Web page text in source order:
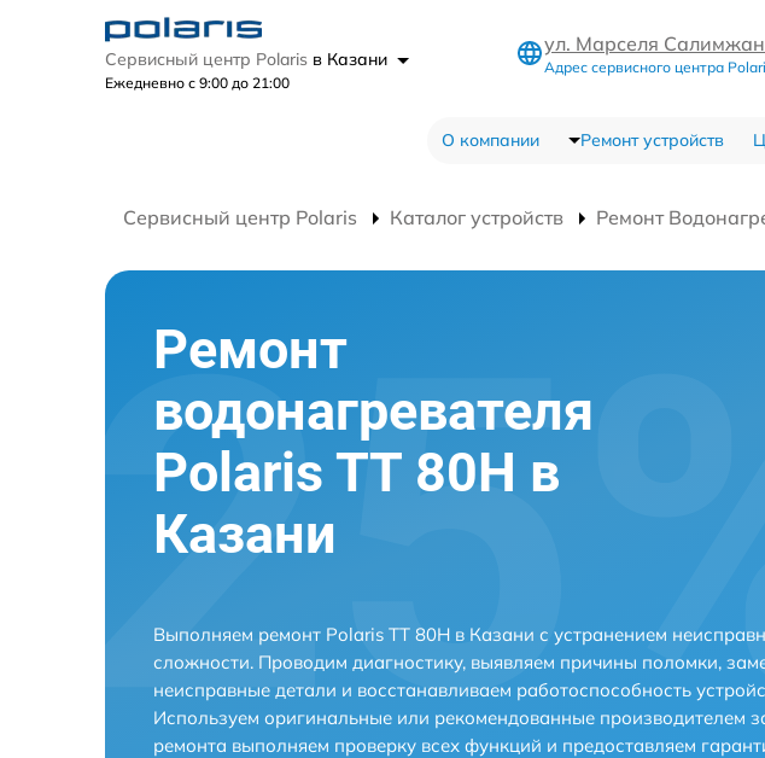
Сервисный центр Polaris в Казани
Ежедневно с 9:00 до 21:00
ул. Марселя
Адрес сервисного центра
О компании Ремонт устройств
Сервисный центр Polaris Каталог устройств Ремонт
Ремонт
водонагревателя
Polaris TT 80H в
Казани
Выполняем ремонт Polaris TT 80H в Казани с устранением
сложности. Проводим диагностику, выявляем причины поломки,
неисправные детали и восстанавливаем работоспособность
Используем оригинальные или рекомендованные производителем
ремонта выполняем проверку всех функций и предоставляем